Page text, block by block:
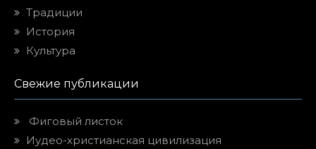
Традиции
История
Культура
Свежие публикации
Фиговый листок
Иудео-христианская цивилизация